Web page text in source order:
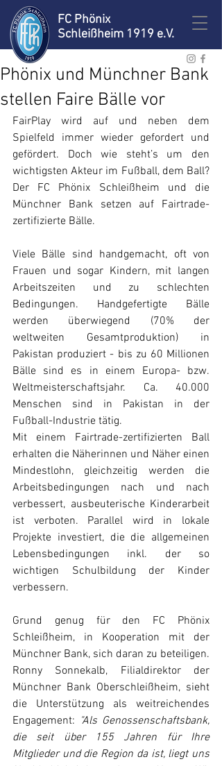
FC Phönix
Schleißheim 1919 e.V.
Phönix und Münchner Bank
stellen Faire Bälle vor
FairPlay wird auf und neben dem
Spielfeld immer wieder gefordert und
gefördert. Doch wie steht’s um den
wichtigsten Akteur im Fußball, dem Ball?
Der FC Phönix Schleißheim und die
Münchner Bank setzen auf Fairtrade-
zertifizierte Bälle.
Viele Bälle sind handgemacht, oft von
Frauen und sogar Kindern, mit langen
Arbeitszeiten und zu schlechten
Bedingungen. Handgefertigte Bälle
werden überwiegend (70% der
weltweiten Gesamtproduktion) in
Pakistan produziert - bis zu 60 Millionen
Bälle sind es in einem Europa- bzw.
Weltmeisterschaftsjahr. Ca. 40.000
Menschen sind in Pakistan in der
Fußball-Industrie tätig.
Mit einem Fairtrade-zertifizierten Ball
erhalten die Näherinnen und Näher einen
Mindestlohn, gleichzeitig werden die
Arbeitsbedingungen nach und nach
verbessert, ausbeuterische Kinderarbeit
ist verboten. Parallel wird in lokale
Projekte investiert, die die allgemeinen
Lebensbedingungen inkl. der so
wichtigen Schulbildung der Kinder
verbessern.
Grund genug für den FC Phönix
Schleißheim, in Kooperation mit der
Münchner Bank, sich daran zu beteiligen.
Ronny Sonnekalb, Filialdirektor der
Münchner Bank Oberschleißheim, sieht
die Unterstützung als weitreichendes
Engagement: "Als Genossenschaftsbank,
die seit über 155 Jahren für Ihre
Mitglieder und die Region da ist, liegt uns